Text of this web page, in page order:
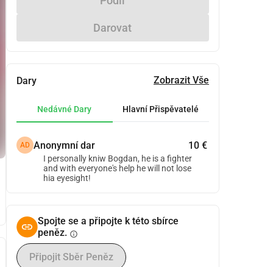
Darovat
Dary Zobrazit Vše
Nedávné Dary Hlavní Přispěvatelé
AD Anonymní dar 10 €
I personally kniw Bogdan, he is a fighter
and with everyone's help he will not lose
hia eyesight!
Spojte se a připojte k této sbírce
peněz. info
Připojit Sběr Peněz